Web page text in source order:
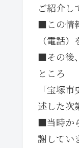
ご紹介し
■この情
（電話
■その後
ところ
「宝塚
述した次
■当時か
謝してい